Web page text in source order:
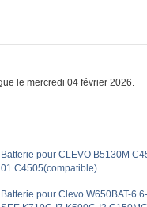
le mercredi 04 février 2026.
Batterie pour CLEVO B5130M
01 C4505(compatible)
Batterie pour Clevo W650BAT-6